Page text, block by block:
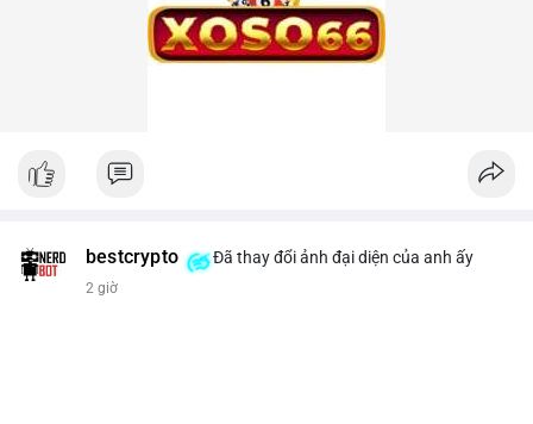
bestcrypto Đã thay đổi ảnh đại diện của anh ấy
2 giờ